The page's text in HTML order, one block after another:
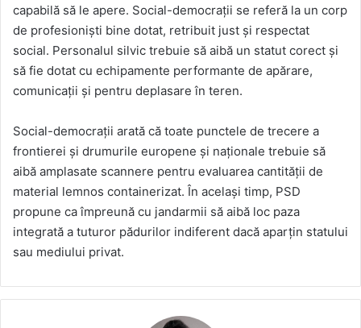
capabilă să le apere. Social-democrații se referă la un corp
de profesioniști bine dotat, retribuit just și respectat
social. Personalul silvic trebuie să aibă un statut corect și
să fie dotat cu echipamente performante de apărare,
comunicații și pentru deplasare în teren.
Social-democrații arată că toate punctele de trecere a
frontierei și drumurile europene și naționale trebuie să
aibă amplasate scannere pentru evaluarea cantității de
material lemnos containerizat. În același timp, PSD
propune ca împreună cu jandarmii să aibă loc paza
integrată a tuturor pădurilor indiferent dacă aparțin statului
sau mediului privat.